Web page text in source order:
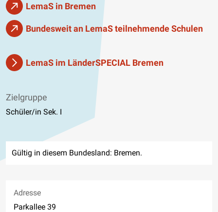
LemaS in Bremen
Bundesweit an LemaS teilnehmende Schulen
LemaS im LänderSPECIAL Bremen
Zielgruppe
Schüler/in Sek. I
Gültig in diesem Bundesland: Bremen.
Adresse
Parkallee 39